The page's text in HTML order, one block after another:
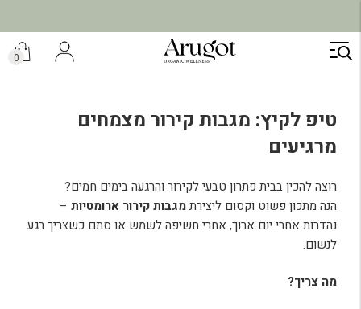
דילוג
לתוכן
0
טיפ לקיץ: מגבות קירור מצמחים
מרגיעים
רוצה להכין בבית פתרון טבעי לקירור והרגעה בימים חמים?
הנה מתכון פשוט וקסום ליצירתמגבות קירור ארומטיות –
נהדרות אחרי יום ארוך, אחרי חשיפה לשמש או סתם כשצריך רגע
לנשום.
מה צריך?